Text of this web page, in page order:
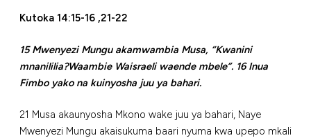
Kutoka 14:15-16 ,21-22
15 Mwenyezi Mungu akamwambia Musa, “Kwanini
mnanililia?Waambie Waisraeli waende mbele”. 16 Inua
Fimbo yako na kuinyosha juu ya bahari.
21 Musa akaunyosha Mkono wake juu ya bahari, Naye
Mwenyezi Mungu akaisukuma baari nyuma kwa upepo mkali